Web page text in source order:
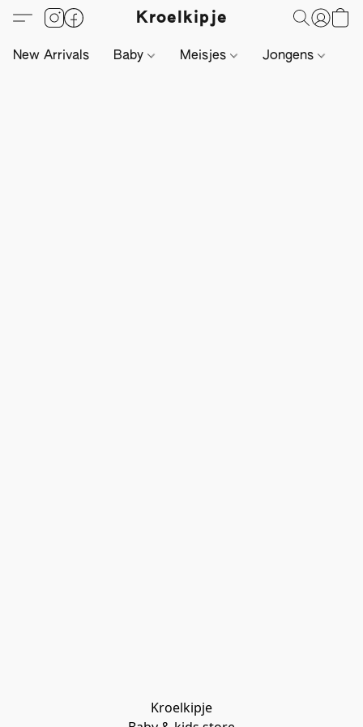
Kroelkipje
New Arrivals Baby Meisjes Jongens
Kroelkipje